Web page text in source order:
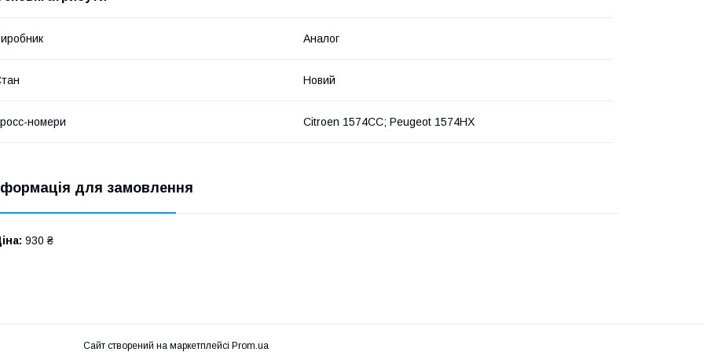
Аналог
Новий
номери Citroen 1574CC; Peugeot 1574HX
для замовлення
930 ₴
Сайт створений на маркетплейсі Prom.ua